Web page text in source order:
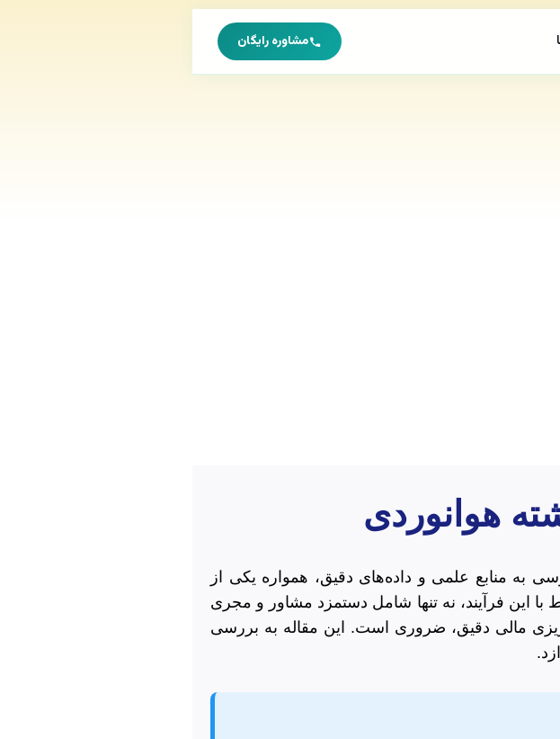
مشاوره رایگان
هوانوردی
به منابع علمی و داده‌های دقیق، همواره یکی از
این فرآیند، نه تنها شامل دستمزد مشاور و مجری
مالی دقیق، ضروری است. این مقاله به بررسی